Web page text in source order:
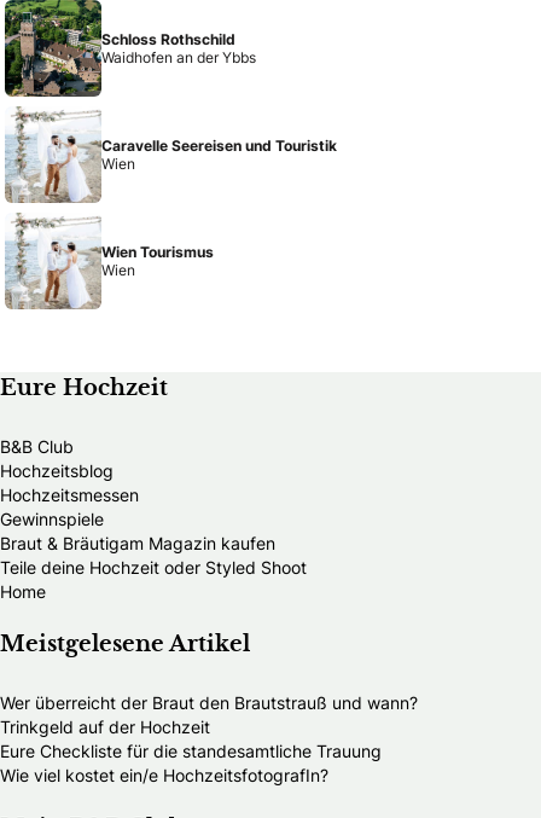
Schloss Rothschild
Waidhofen an der Ybbs
Caravelle Seereisen und Touristik
Wien
Wien Tourismus
Wien
Eure Hochzeit
B&B Club
Hochzeitsblog
Hochzeitsmessen
Gewinnspiele
Braut & Bräutigam Magazin kaufen
Teile deine Hochzeit oder Styled Shoot
Home
Meistgelesene Artikel
Wer überreicht der Braut den Brautstrauß und wann?
Trinkgeld auf der Hochzeit
Eure Checkliste für die standesamtliche Trauung
Wie viel kostet ein/e HochzeitsfotografIn?